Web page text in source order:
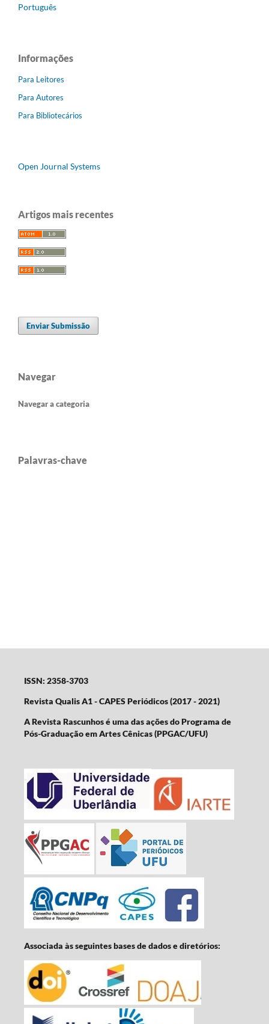
Português
Informações
Para Leitores
Para Autores
Para Bibliotecários
Open Journal Systems
Artigos mais recentes
Enviar Submissão
Navegar
Navegar a categoria
Palavras-chave
ISSN: 2358-3703
Revista Qualis A1 - CAPES Periódicos (2017 - 2021)
A Revista Rascunhos é uma das ações do Programa de
Pós-Graduação em Artes Cênicas (PPGAC/UFU)
Associada às seguintes bases de dados e diretórios: